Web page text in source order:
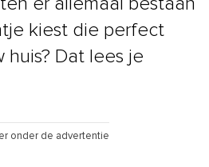
er allemaal bestaan
kiest die perfect
huis? Dat lees je
onder de advertentie